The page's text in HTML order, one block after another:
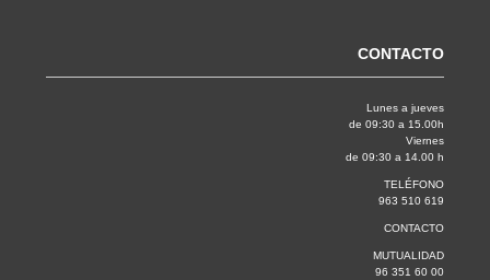
CONTACTO
Lunes a jueves
de 09:30 a 15.00h
Viernes
de 09:30 a 14.00 h
TELÉFONO
963 510 619
CONTACTO
MUTUALIDAD
96 351 60 00